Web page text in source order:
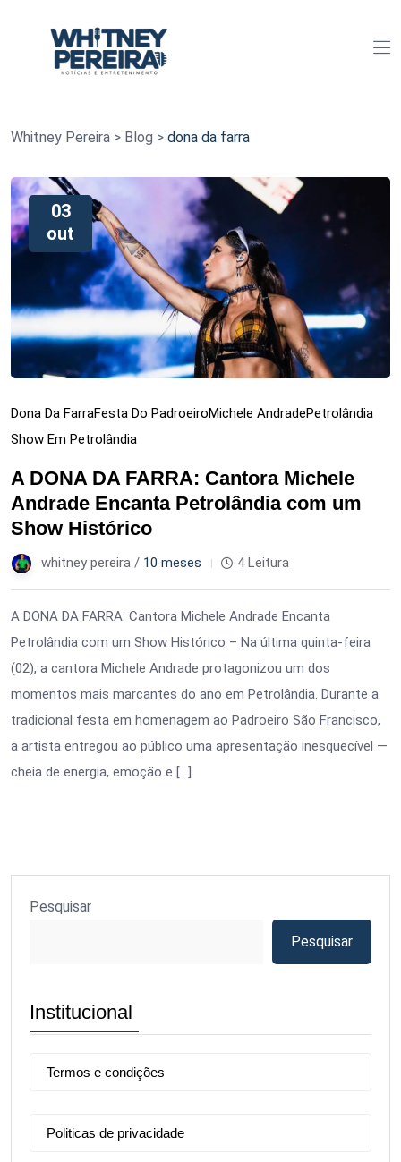
Whitney Pereira > Blog > dona da farra
03
out
Dona Da FarraFesta Do PadroeiroMichele AndradePetrolândia
Show Em Petrolândia
A DONA DA FARRA: Cantora Michele
Andrade Encanta Petrolândia com um
Show Histórico
whitney pereira / 10 meses 4 Leitura
A DONA DA FARRA: Cantora Michele Andrade Encanta
Petrolândia com um Show Histórico – Na última quinta-feira
(02), a cantora Michele Andrade protagonizou um dos
momentos mais marcantes do ano em Petrolândia. Durante a
tradicional festa em homenagem ao Padroeiro São Francisco,
a artista entregou ao público uma apresentação inesquecível —
cheia de energia, emoção e […]
Pesquisar
Pesquisar
Institucional
Termos e condições
Politicas de privacidade